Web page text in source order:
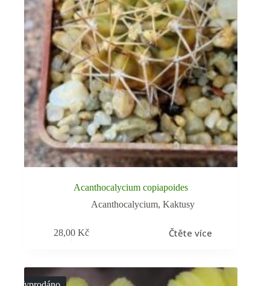
Acanthocalycium copiapoides
Acanthocalycium,Kaktusy
28,00Kč Čtěte více